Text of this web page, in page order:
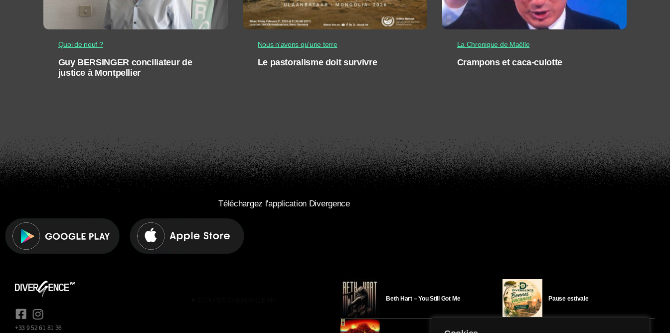
Quoi de neuf ?
Guy BERSINGER conciliateur de
justice à Montpellier
Nous n'avons qu'une terre
Le pastoralisme doit survivre
La Chronique de Maëlle
Crampons et caca-culotte
Téléchargez l'application Divergence
+33 9 52 61 81 36
Beth Hart – You Still Got Me Pause estivale